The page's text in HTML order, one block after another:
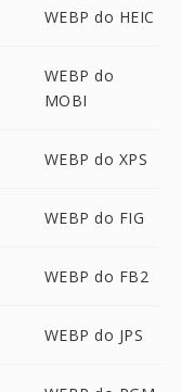
WEBP do HEIC
WEBP do
MOBI
WEBP do XPS
WEBP do FIG
WEBP do FB2
WEBP do JPS